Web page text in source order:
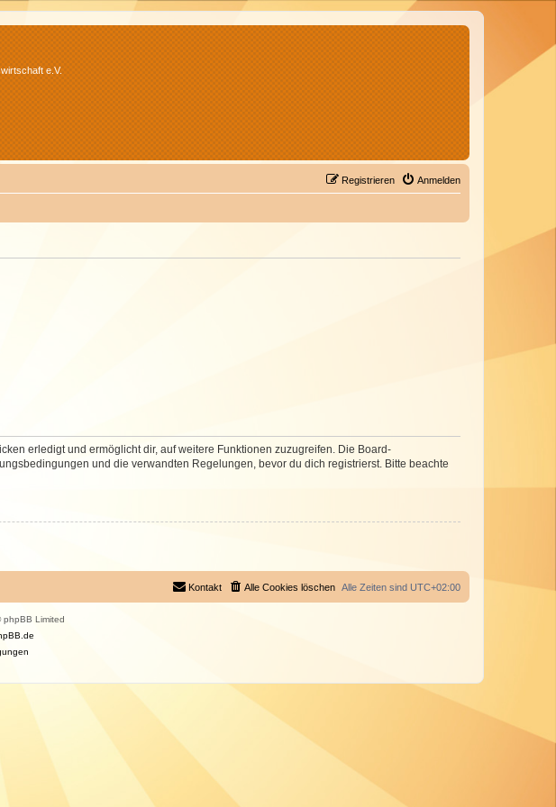
e.V.
Anmelden
Registrieren
erledigt und ermöglicht dir, auf weitere Funktionen zuzugreifen. Die Board-
und die verwandten Regelungen, bevor du dich registrierst. Bitte beachte
Alle Zeiten sind UTC+02:00
Alle Cookies löschen
Kontakt
Limited